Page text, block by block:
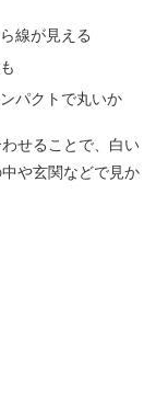
線が見える
パクトで丸いか
せることで、白い
や玄関などで見か